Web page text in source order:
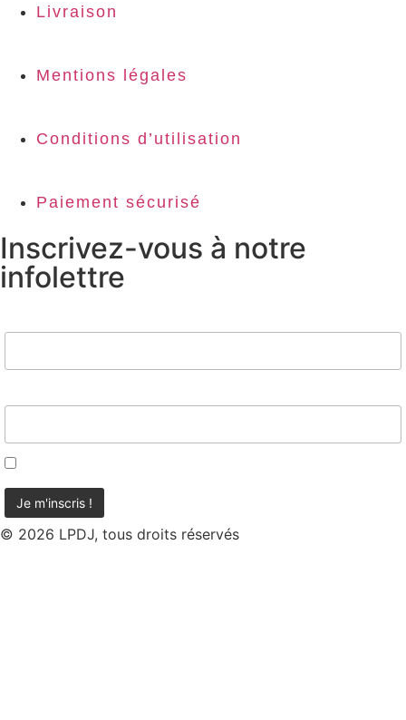
Livraison
Mentions légales
Conditions d’utilisation
Paiement sécurisé
Inscrivez-vous à notre
infolettre
© 2026 LPDJ, tous droits réservés